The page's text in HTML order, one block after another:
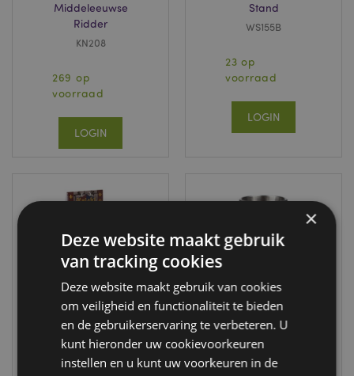
Middeleeuwse
Ridder
KN208
269 op
voorraad
LOGIN
Stand
WS155B
23 op
voorraad
LOGIN
Middeleeuwse
Ridder Kunsthars
Pen - Zwart
Middeleeuwse
Ridder met schild
Borrelglaasje Shot
×
Deze website maakt gebruik
van tracking cookies
Deze website maakt gebruik van cookies
om veiligheid en functionaliteit te bieden
en de gebruikerservaring te verbeteren. U
kunt hieronder uw cookievoorkeuren
instellen en u kunt uw voorkeuren in de